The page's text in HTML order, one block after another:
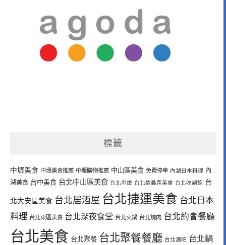
標籤
中壢美食 中壢美食推薦 中壢購物推薦 中山區美食 免費停車 內湖日本料理 內
湖美食 台中美食 台北中山區美食 台北串燒 台北信義區美食 台北吃到飽 台
北大安區美食 台北居酒屋 台北捷運美食 台北日本
料理 台北東區美食 台北深夜食堂 台北火鍋 台北燒肉 台北約會餐廳
台北美食 台北聚餐 台北聚餐餐廳 台北酒吧 台北鍋